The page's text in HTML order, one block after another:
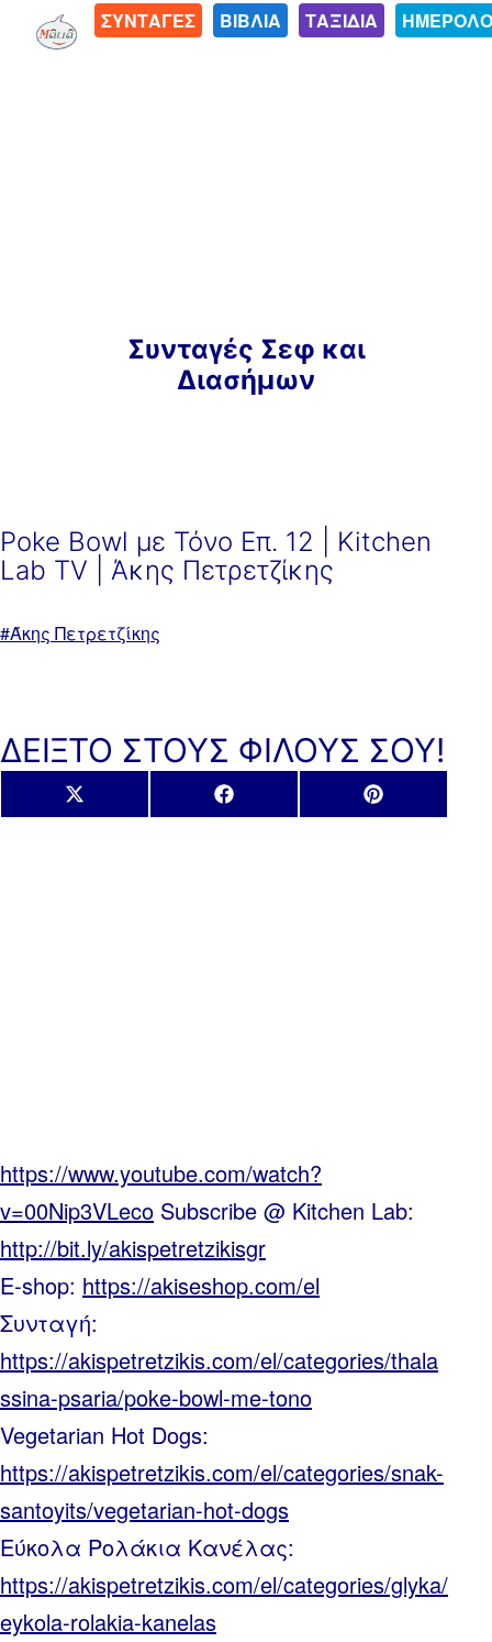
ΣΥΝΤΑΓΕΣ ΒΙΒΛΙΑ ΤΑΞΙΔΙΑ
Συνταγές Σεφ και
Διασήμων
Poke Bowl με Τόνο Επ. 12 | Kitchen
Lab TV | Άκης Πετρετζίκης
ΜεΆκης Πετρετζίκης
ΔΕΙΞΤΟ ΣΤΟΥΣ ΦΙΛΟΥΣ ΣΟΥ!
Share
on
X
(Twitter)
Share
on
Facebook
Share
on
Pinterest
https://www.youtube.com/watch?
v=00Nip3VLeco Subscribe @ Kitchen Lab:
http://bit.ly/akispetretzikisgr
E-shop: https://akiseshop.com/el
Συνταγή:
https://akispetretzikis.com/el/categories/thala
ssina-psaria/poke-bowl-me-tono
Vegetarian Hot Dogs:
https://akispetretzikis.com/el/categories/snak-
santoyits/vegetarian-hot-dogs
Εύκολα Ρολάκια Κανέλας:
https://akispetretzikis.com/el/categories/glyka/
eykola-rolakia-kanelas